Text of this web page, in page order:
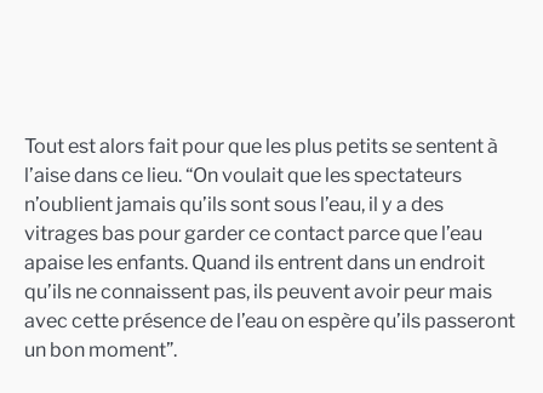
Tout est alors fait pour que les plus petits se sentent à
l’aise dans ce lieu. “On voulait que les spectateurs
n’oublient jamais qu’ils sont sous l’eau, il y a des
vitrages bas pour garder ce contact parce que l’eau
apaise les enfants. Quand ils entrent dans un endroit
qu’ils ne connaissent pas, ils peuvent avoir peur mais
avec cette présence de l’eau on espère qu’ils passeront
un bon moment”.